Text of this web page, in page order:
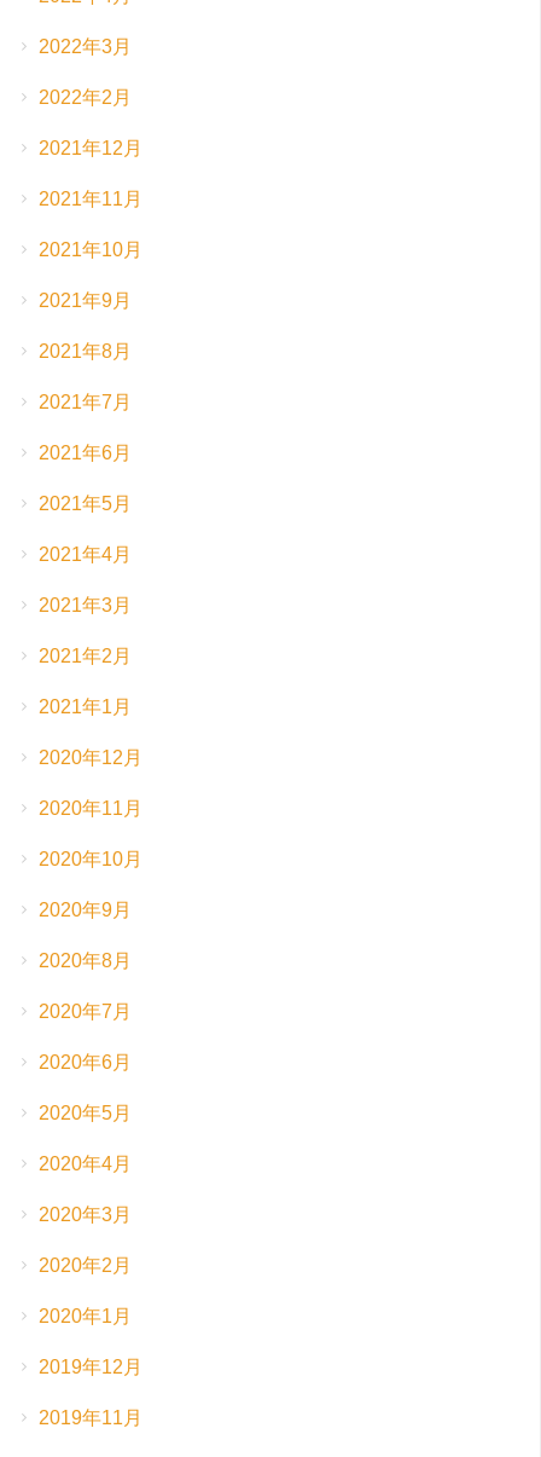
2022年3月
2022年2月
2021年12月
2021年11月
2021年10月
2021年9月
2021年8月
2021年7月
2021年6月
2021年5月
2021年4月
2021年3月
2021年2月
2021年1月
2020年12月
2020年11月
2020年10月
2020年9月
2020年8月
2020年7月
2020年6月
2020年5月
2020年4月
2020年3月
2020年2月
2020年1月
2019年12月
2019年11月